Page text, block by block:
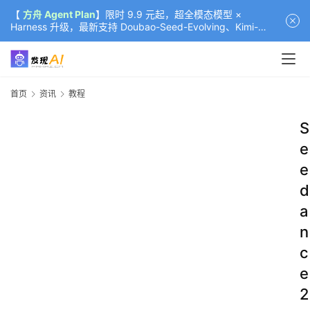
【 方舟 Agent Plan】限时 9.9 元起，超全模态模型 ×
Harness 升级，最新支持 Doubao-Seed-Evolving、Kimi-
K3（部分）、GLM-5.2
首页 资讯 教程
S
e
e
d
a
n
c
e
2